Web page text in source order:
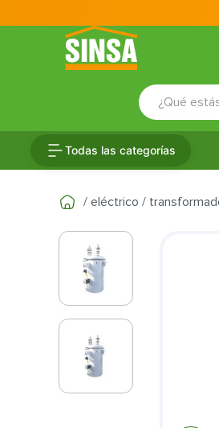
¿Qué estás
Todas las categorías
eléctrico
6.
.
9.